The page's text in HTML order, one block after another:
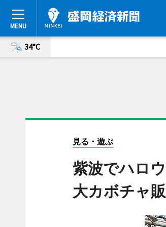
34°C
見る・遊ぶ
紫波でハロ
大カボチャ